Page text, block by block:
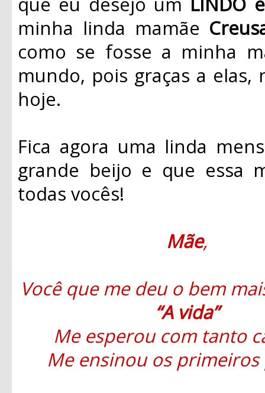
minha linda mamãe
como se fosse a minha
mundo, pois graças a elas,
hoje.
Fica agora uma linda
grande beijo e que essa
todas vocês!
Mãe,
Você que me deu o bem
“A vida”
Me esperou com tanto
Me ensinou os primeiros